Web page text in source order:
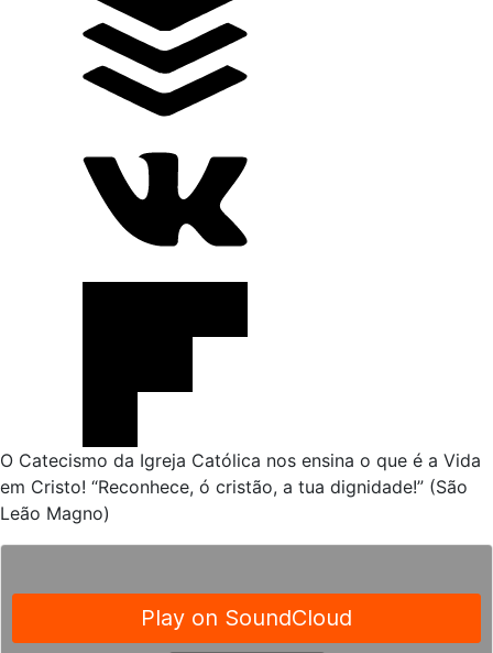
O Catecismo da Igreja Católica nos ensina o que é a Vida
em Cristo! “Reconhece, ó cristão, a tua dignidade!” (São
Leão Magno)